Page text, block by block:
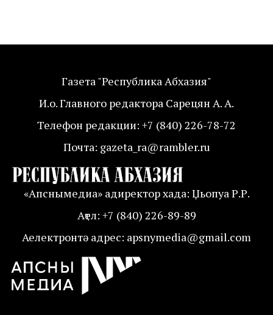
Газета "Республика Абхазия"
И.о. Главного редактора Сарецян А. А.
Телефон редакции: +7 (840) 226-78-72
Почта: gazeta_ra@rambler.ru
«Апснымедиа» адиректор хада: Џьопуа Р.Р.
Аҭел: +7 (840) 226-89-89
Аелектронтә адрес: apsnymedia@gmail.com